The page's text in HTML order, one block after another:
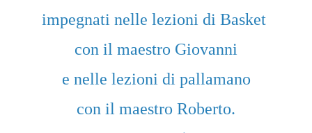
impegnati nelle lezioni di Basket
con il maestro Giovanni
e nelle lezioni di pallamano
con il maestro Roberto.